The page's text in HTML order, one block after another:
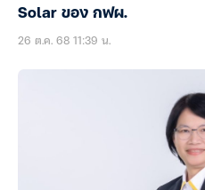
Solar ของ กฟผ.
26 ต.ค. 68 11:39 น.